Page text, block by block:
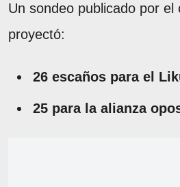
Un sondeo publicado por el
proyectó:
26 escaños para el
25 para la alianza